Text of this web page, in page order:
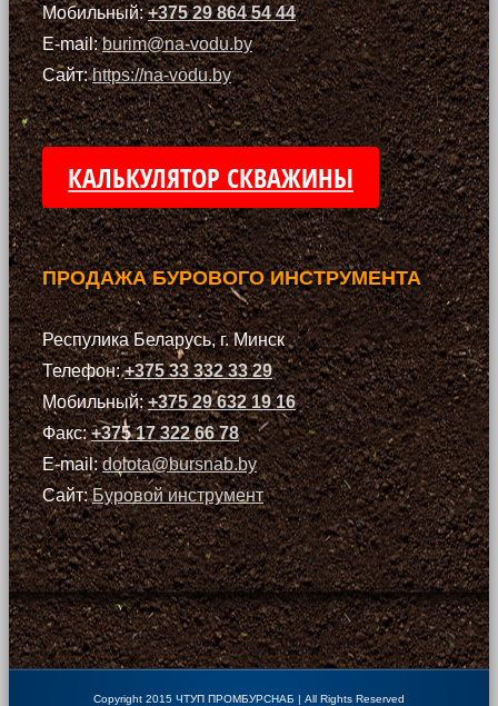
Мобильный:+375 29 864 54 44
E-mail:burim@na-vodu.by
Сайт:https://na-vodu.by
КАЛЬКУЛЯТОР СКВАЖИНЫ
ПРОДАЖА БУРОВОГО ИНСТРУМЕНТА
Респулика Беларусь, г. Минск
Телефон:+375 33 332 33 29
Мобильный:+375 29 632 19 16
Факс:+375 17 322 66 78
E-mail:dolota@bursnab.by
Сайт:Буровой инструмент
Copyright 2015 ЧТУП ПРОМБУРСНАБ | All Rights Reserved